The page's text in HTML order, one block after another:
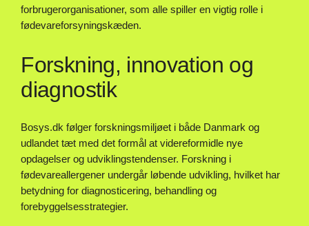
forbrugerorganisationer, som alle spiller en vigtig rolle i
fødevareforsyningskæden.
Forskning, innovation og
diagnostik
Bosys.dk følger forskningsmiljøet i både Danmark og
udlandet tæt med det formål at videreformidle nye
opdagelser og udviklingstendenser. Forskning i
fødevareallergener undergår løbende udvikling, hvilket har
betydning for diagnosticering, behandling og
forebyggelsesstrategier.